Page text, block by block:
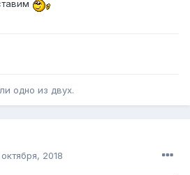
одно из двух.
2018